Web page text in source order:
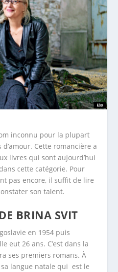
inconnu pour la plupart
Cette romancière a
livres qui sont aujourd’hui
cette catégorie. Pour
pas encore, il suffit de lire
son talent.
BRINA SVIT
en 1954 puis
eut 26 ans. C’est dans la
ses premiers romans. À
langue natale qui est le